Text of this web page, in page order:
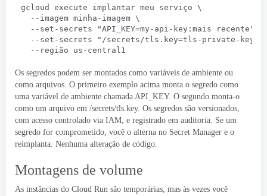
gcloud execute implantar meu serviço \
  --imagem minha-imagem \
  --
set-secrets "API_KEY=my-api-key :mais recente" \
  --
set-secrets "/secrets/tls.key=tls-private-key
  --região us-central1
Os segredos podem ser montados como variáveis ​​de ambiente ou
como arquivos. O primeiro exemplo acima monta o segredo como
uma variável de ambiente chamada API_KEY. O segundo monta-o
como um arquivo em /secrets/tls.key. Os segredos são versionados,
com acesso controlado via IAM, e registrado em auditoria. Se um
segredo for comprometido, você o alterna no Secret Manager e o
reimplanta. Nenhuma alteração de código.
Montagens de volume
As instâncias do Cloud Run são temporárias, mas às vezes você